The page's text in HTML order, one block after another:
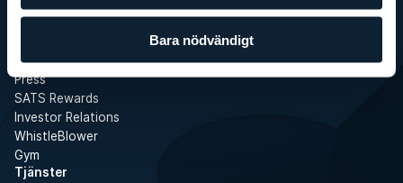
Bara nödvändigt
Det här är SATS
Jobba på SATS
Press
SATS Rewards
Investor Relations
WhistleBlower
Gym
Tjänster